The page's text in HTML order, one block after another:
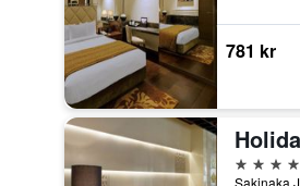
781 kr
4 stjerner